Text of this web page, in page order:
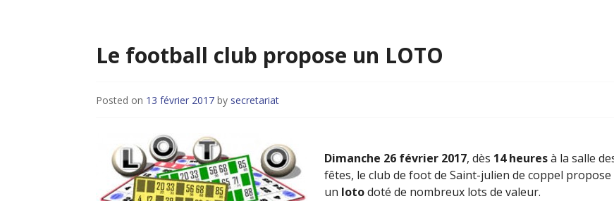
Le football club propose un LOTO
Posted on 13 février 2017 by secretariat
Dimanche 26 février 2017, dès 14 heuresà la salle
fêtes, le club de foot de Saint-julien de coppel propose
un lotodoté de nombreux lots de valeur.